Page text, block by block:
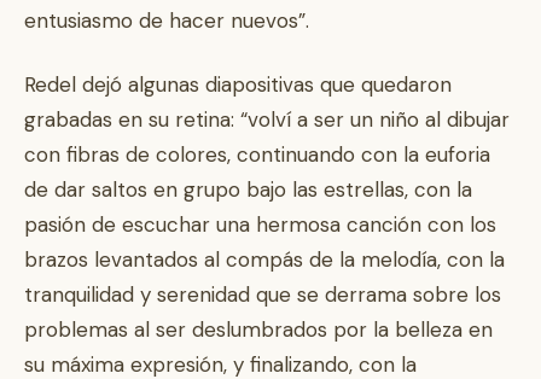
entusiasmo de hacer nuevos”.
Redel dejó algunas diapositivas que quedaron
grabadas en su retina: “volví a ser un niño al dibujar
con fibras de colores, continuando con la euforia
de dar saltos en grupo bajo las estrellas, con la
pasión de escuchar una hermosa canción con los
brazos levantados al compás de la melodía, con la
tranquilidad y serenidad que se derrama sobre los
problemas al ser deslumbrados por la belleza en
su máxima expresión, y finalizando, con la